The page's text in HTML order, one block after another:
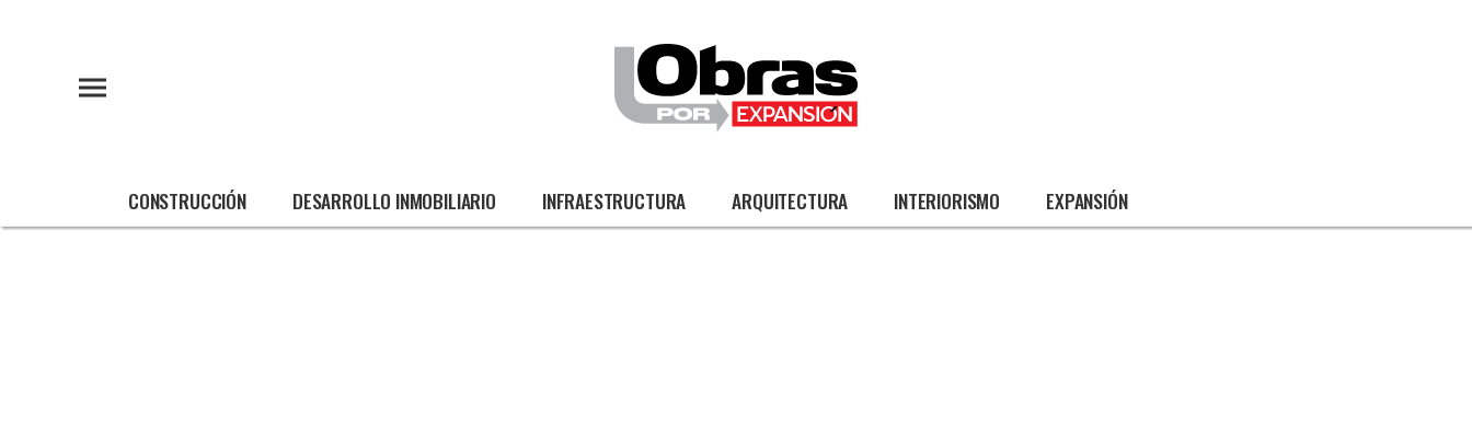
CONSTRUCCIÓN DESARROLLO INMOBILIARIO INFRAESTRUCTURA ARQUITECTURA INTERIORISMO EXPANSIÓN